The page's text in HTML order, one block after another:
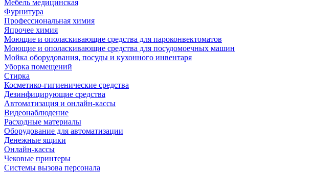
Мебель медицинская
Фурнитура
Профессиональная химия
Япрочее химия
Моющие и ополаскивающие средства для пароконвектоматов
Моющие и ополаскивающие средства для посудомоечных машин
Мойка оборудования, посуды и кухонного инвентаря
Уборка помещений
Стирка
Косметико-гигиенические средства
Дезинфицирующие средства
Автоматизация и онлайн-кассы
Видеонаблюдение
Расходные материалы
Оборудование для автоматизации
Денежные ящики
Онлайн-кассы
Чековые принтеры
Системы вызова персонала